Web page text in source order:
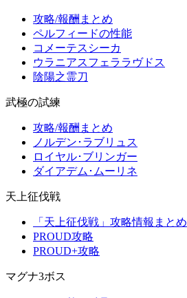
攻略/報酬まとめ
ペルフィードの性能
コメーテスシーカ
ウラニアスフェララヴドス
陰陽之霊刀
武極の試練
攻略/報酬まとめ
ノルデン･ラブリュス
ロイヤル･ブリンガー
ダイアデム･ムーリネ
天上征伐戦
「天上征伐戦」攻略情報まとめ
PROUD攻略
PROUD+攻略
マグナ3ボス